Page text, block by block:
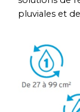
pluviales et